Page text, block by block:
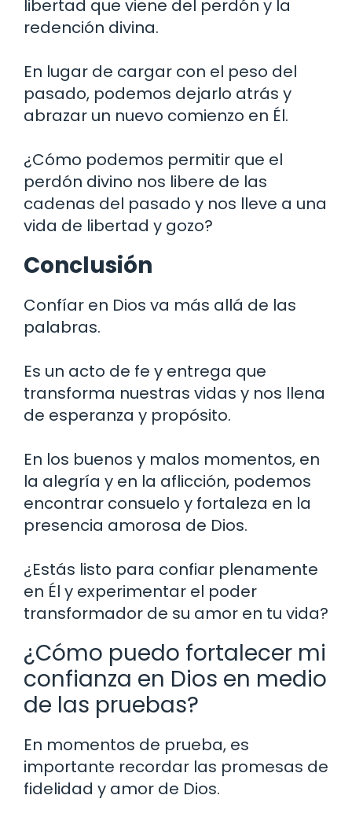
libertad que viene del perdón y la
redención divina.
En lugar de cargar con el peso del
pasado, podemos dejarlo atrás y
abrazar un nuevo comienzo en Él.
¿Cómo podemos permitir que el
perdón divino nos libere de las
cadenas del pasado y nos lleve a una
vida de libertad y gozo?
Conclusión
Confíar en Dios va más allá de las
palabras.
Es un acto de fe y entrega que
transforma nuestras vidas y nos llena
de esperanza y propósito.
En los buenos y malos momentos, en
la alegría y en la aflicción, podemos
encontrar consuelo y fortaleza en la
presencia amorosa de Dios.
¿Estás listo para confiar plenamente
en Él y experimentar el poder
transformador de su amor en tu vida?
¿Cómo puedo fortalecer mi
confianza en Dios en medio
de las pruebas?
En momentos de prueba, es
importante recordar las promesas de
fidelidad y amor de Dios.